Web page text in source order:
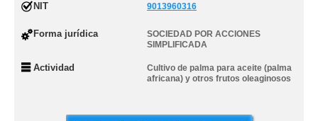
NIT 9013960316
Forma jurídica
SOCIEDAD POR ACCIONES
SIMPLIFICADA
Actividad
Cultivo de palma para aceite (palma
africana) y otros frutos oleaginosos